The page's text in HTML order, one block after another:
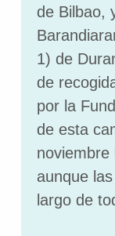
de Bilbao,
1) de
de
por la
de esta
noviembre
aunque
largo de